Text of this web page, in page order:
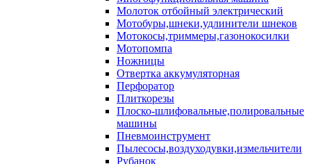
Молоток отбойный электрический
Мотобуры,шнеки,удлинители шнеков
Мотокосы,триммеры,газонокосилки
Мотопомпа
Ножницы
Отвертка аккумуляторная
Перфоратор
Плиткорезы
Плоско-шлифовальные,полировальные
машины
Пневмоинструмент
Пылесосы,воздуходувки,измельчители
Рубанок